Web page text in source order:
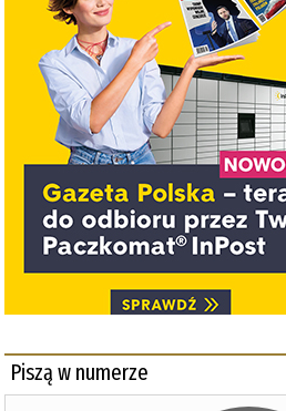
Piszą w numerze